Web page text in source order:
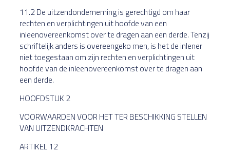
11.2 De uitzendonderneming is gerechtigd om haar
rechten en verplichtingen uit hoofde van een
inleenovereenkomst over te dragen aan een derde. Tenzij
schriftelijk anders is overeengeko men, is het de inlener
niet toegestaan om zijn rechten en verplichtingen uit
hoofde van de inleenovereenkomst over te dragen aan
een derde.
HOOFDSTUK 2
VOORWAARDEN VOOR HET TER BESCHIKKING STELLEN
VAN UITZENDKRACHTEN
ARTIKEL 12